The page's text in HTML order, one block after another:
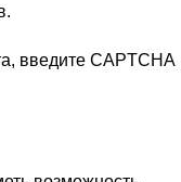
введите CAPTCHA